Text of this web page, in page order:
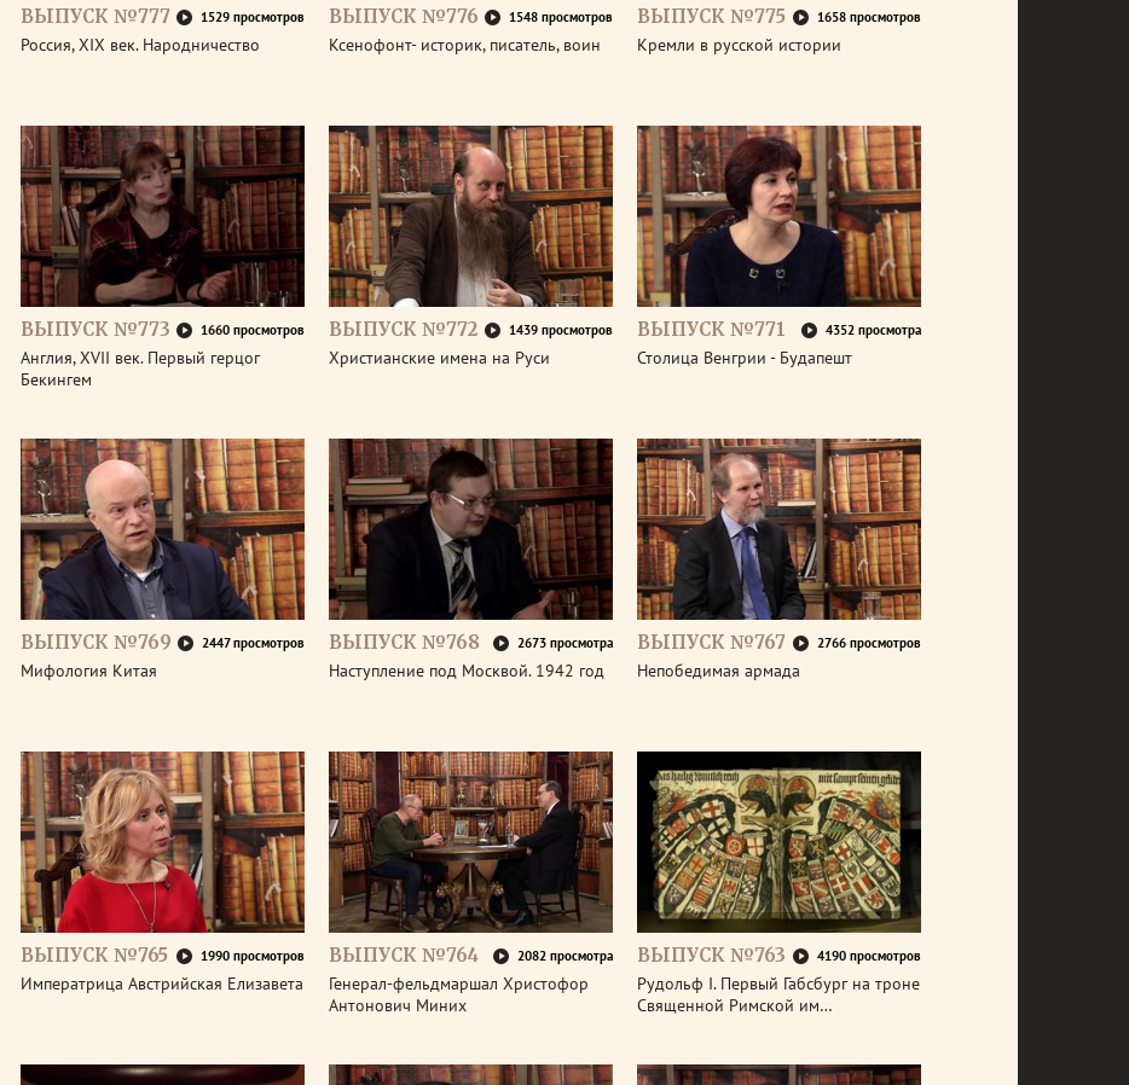
ВЫПУСК №777 1529 просмотров
Россия, XIX век. Народничество
ВЫПУСК №776 1548 просмотров
Ксенофонт- историк, писатель, воин
ВЫПУСК №775 1658 просмотров
Кремли в русской истории
ВЫПУСК №773 1660 просмотров
Англия, XVII век. Первый герцог
Бекингем
ВЫПУСК №772 1439 просмотров
Христианские имена на Руси
ВЫПУСК №771 4352 просмотра
Столица Венгрии - Будапешт
ВЫПУСК №769 2447 просмотров
Мифология Китая
ВЫПУСК №768 2673 просмотра
Наступление под Москвой. 1942 год
ВЫПУСК №767 2766 просмотров
Непобедимая армада
ВЫПУСК №765 1990 просмотров
Императрица Австрийская Елизавета
ВЫПУСК №764 2082 просмотра
Генерал-фельдмаршал Христофор
Антонович Миних
ВЫПУСК №763 4190 просмотров
Рудольф I. Первый Габсбург на троне
Священной Римской им…